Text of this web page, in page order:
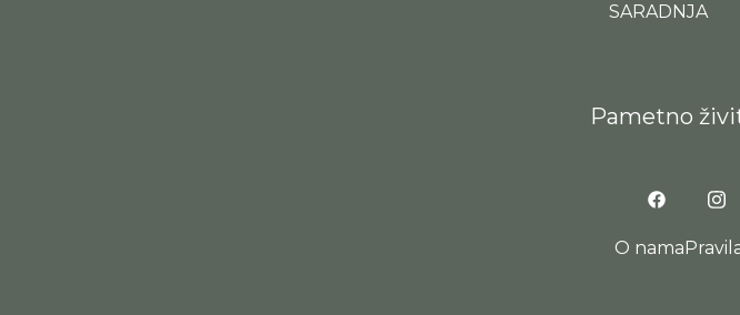
SARADNJA
Pametno
O nama